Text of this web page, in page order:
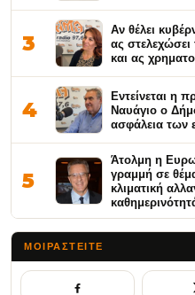
3
Αν θέλει
ας στελεχώσει
και ας
4
Εντείνεται η
Ναυάγιο ο
ασφάλεια των
5
Άτολμη η
γραμμή σε
κλιματική
ΜΟΙΡΑΣΤΕΊΤΕ